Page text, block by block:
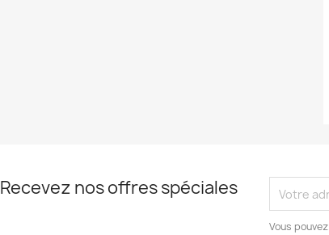
Recevez nos offres spéciales
Vous